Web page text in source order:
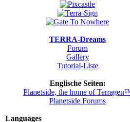
TERRA-Dreams
Forum
Gallery
Tutorial-Liste
Englische Seiten:
Planetside, the home of
Planetside Forums
Languages